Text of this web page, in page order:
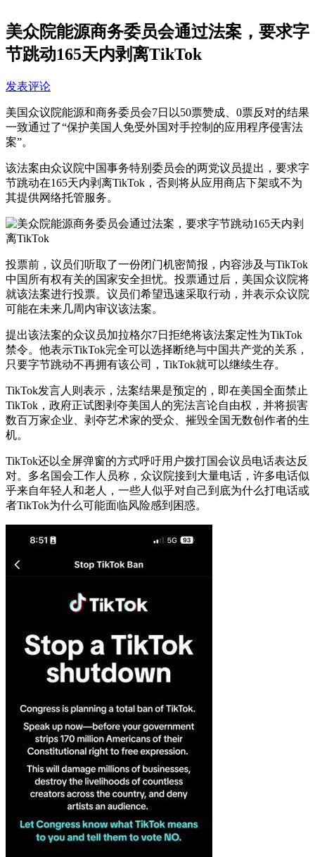
美众院能源商务委员会通过法案，要求字
节跳动165天内剥离TikTok
发表评论
美国众议院能源和商务委员会7日以50票赞成、0票反对的结果
一致通过了“保护美国人免受外国对手控制的应用程序侵害法
案”。
该法案由众议院中国事务特别委员会的两党议员提出，要求字
节跳动在165天内剥离TikTok，否则将从应用商店下架或不为
其提供网络托管服务。
投票前，议员们听取了一份闭门机密简报，内容涉及与TikTok
中国所有权有关的国家安全担忧。投票通过后，美国众议院将
就该法案进行投票。议员们希望迅速采取行动，并表示众议院
可能在未来几周内审议该法案。
提出该法案的众议员加拉格尔7日拒绝将该法案定性为TikTok
禁令。他表示TikTok完全可以选择断绝与中国共产党的关系，
只要字节跳动不再拥有该公司，TikTok就可以继续生存。
TikTok发言人则表示，法案结果是预定的，即在美国全面禁止
TikTok，政府正试图剥夺美国人的宪法言论自由权，并将损害
数百万家企业、剥夺艺术家的受众、摧毁全国无数创作者的生
机。
TikTok还以全屏弹窗的方式呼吁用户拨打国会议员电话表达反
对。多名国会工作人员称，众议院接到大量电话，许多电话似
乎来自年轻人和老人，一些人似乎对自己到底为什么打电话或
者TikTok为什么可能面临风险感到困惑。